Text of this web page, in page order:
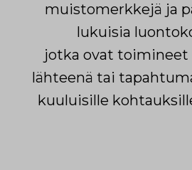
muistomerkkejä ja
lukuisia
jotka ovat toimineet
lähteenä tai
kuuluisille